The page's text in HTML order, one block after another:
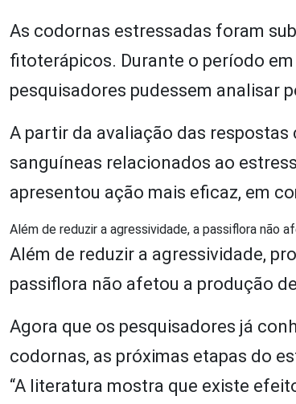
As codornas estressadas foram
fitoterápicos. Durante o período
pesquisadores pudessem analisar
A partir da avaliação das
sanguíneas relacionados ao
apresentou ação mais eficaz, em
Além de reduzir a agressividade, a passiflora não
Além de reduzir a agressividade,
passiflora não afetou a produção
Agora que os pesquisadores já
codornas, as próximas etapas do
“A literatura mostra que existe